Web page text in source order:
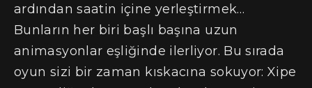
ardından saatin içine yerleştirmek…
Bunların her biri başlı başına uzun
animasyonlar eşliğinde ilerliyor. Bu sırada
oyun sizi bir zaman kıskacına sokuyor: Xipe